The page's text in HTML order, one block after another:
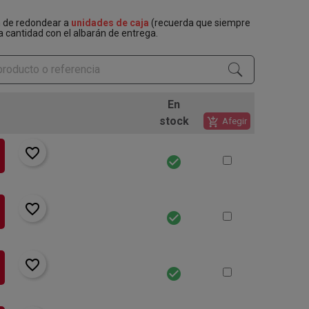
redondear a unidades de caja (recuerda que siempre
con el albarán de entrega.
En
stock
add_shopping_cart Afegir
favorite_border
check_circle
favorite_border
check_circle
favorite_border
check_circle